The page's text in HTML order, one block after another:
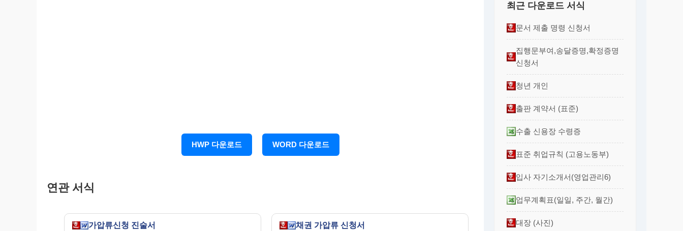
사 . [
HWP 다운로드 WORD 다운로드
연관 서식
가압류신청 진술서
채권 가압류 신청서
최근 다운로드 서식
문서 제출 명령 신청서
집행문부여,송달증명,확정증명
신청서
청년 개인
출판 계약서 (표준)
수출 신용장 수령증
표준 취업규칙 (고용노동부)
입사 자기소개서(영업관리6)
업무계획표(일일, 주간, 월간)
대장 (사진)